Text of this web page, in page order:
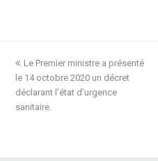
previous
post:
Le Premier ministre a présenté
le 14 octobre 2020 un décret
déclarant l’état d’urgence
sanitaire.